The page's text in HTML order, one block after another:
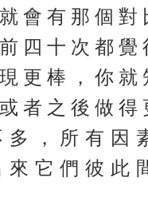
會有那個
四十次都
更棒，你
者之後做
多，所有因
來它們彼此